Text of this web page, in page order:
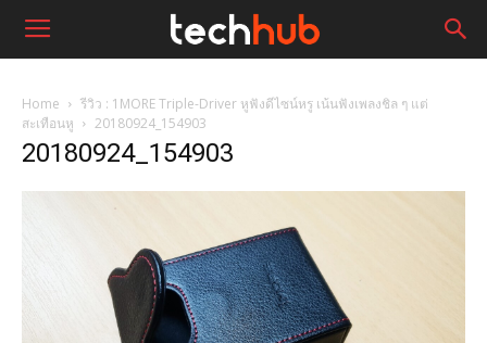
Home
รีวิว : 1MORE Triple-Driver หูฟังดีไซน์หรู เน้นฟังเพลงชิล ๆ แต่
สะเทือนหู
20180924_154903
20180924_154903